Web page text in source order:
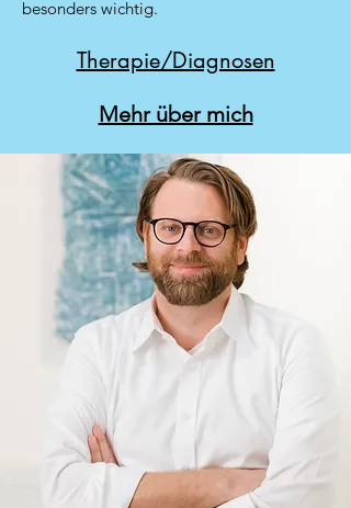
besonders wichtig.
Therapie/Diagnosen
Mehr über mich